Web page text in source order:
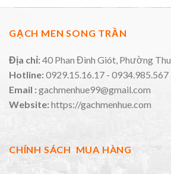
GẠCH MEN SONG TRẦN
Địa chỉ:40 Phan Đình Giót, Phường
Hotline:0929.15.16.17 - 0934.985.567
Email :gachmenhue99@gmail.com
Website:https://gachmenhue.com
CHÍNH SÁCH MUA HÀNG